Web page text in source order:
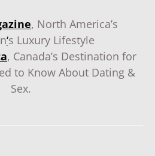
, North America’s
‘s Luxury Lifestyle
, Canada’s Destination for
to Know About Dating &
Sex.